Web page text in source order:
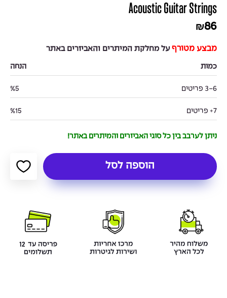
Acoustic Guitar Strings
₪86
מבצע מטורף על מחלקת המיתרים והאביזרים באתר
כמות הנחה
3-6 פריטים %5
7+ פריטים %15
ניתן לערבב בין כל סוגי האביזרים והמיתרים באתר!
הוספה לסל